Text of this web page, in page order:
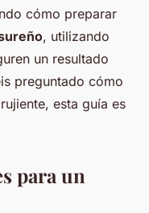
cómo preparar
, utilizando
un resultado
preguntado cómo
esta guía es
para un